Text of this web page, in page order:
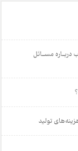
دربـاره مسـائل
تولید